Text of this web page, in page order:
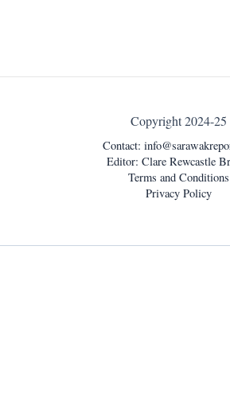
Copyright 2024-25
Contact:
Editor: Clare Rewcastle
Terms and Conditions
Privacy Policy